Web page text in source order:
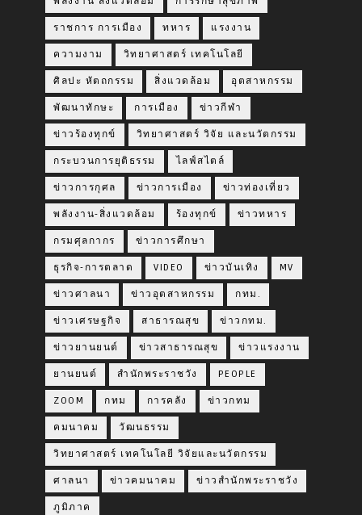
ราชการ การเมือง ทหาร แรงงาน
ความงาม วิทยาศาสตร์ เทคโนโลยี
ศิลปะ หัตถกรรม สิ่งแวดล้อม อุตสาหกรรม
พัฒนาทักษะ การเมือง ข่าวกีฬา
ข่าวร้องทุกข์ วิทยาศาสตร์ วิจัย และนวัตกรรม
กระบวนการยุติธรรม ไลฟ์สไตล์
ข่าวการกุศล ข่าวการเมือง ข่าวท่องเที่ยว
พลังงาน-สิ่งแวดล้อม ร้องทุกข์ ข่าวทหาร
กรมศุลกากร ข่าวการศึกษา
ธุรกิจ-การตลาด VIDEO ข่าวบันเทิง MV
ข่าวศาลนา ข่าวอุตสาหกรรม กทม.
ข่าวเศรษฐกิจ สาธารณสุข ข่าวกทม.
ข่าวยานยนต์ ข่าวสาธารณสุข ข่าวแรงงาน
ยานยนต์ สำนักพระราชวัง PEOPLE
ZOOM กทม การคลัง ข่าวกทม
คมนาคม วัฒนธรรม
วิทยาศาสตร์ เทคโนโลยี วิจัยและนวัตกรรม
ศาลนา ข่าวคมนาคม ข่าวสำนักพระราชวัง
ภูมิภาค